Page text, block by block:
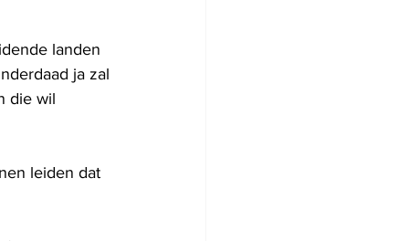
landen
ja zal
die wil
leiden dat